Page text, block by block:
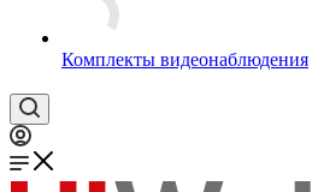
Комплекты видеонаблюдения